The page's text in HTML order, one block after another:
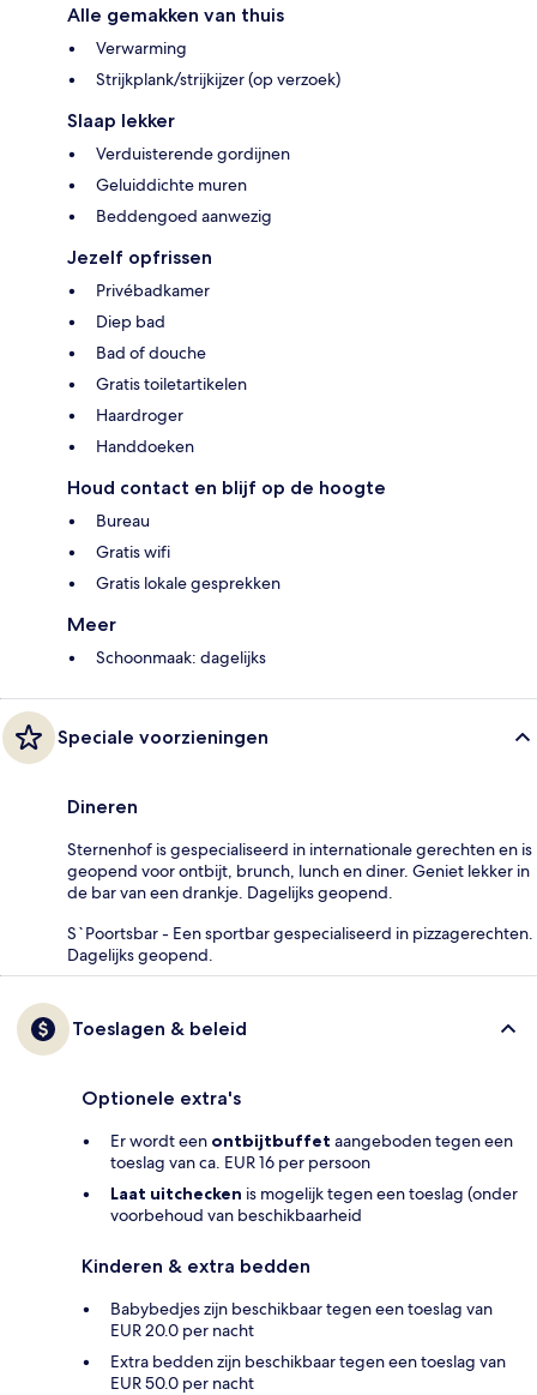
Alle gemakken van thuis
Verwarming
Strijkplank/strijkijzer (op verzoek)
Slaap lekker
Verduisterende gordijnen
Geluiddichte muren
Beddengoed aanwezig
Jezelf opfrissen
Privébadkamer
Diep bad
Bad of douche
Gratis toiletartikelen
Haardroger
Handdoeken
Houd contact en blijf op de hoogte
Bureau
Gratis wifi
Gratis lokale gesprekken
Meer
Schoonmaak: dagelijks
Speciale voorzieningen
Dineren
Sternenhof is gespecialiseerd in internationale gerechten en is
geopend voor ontbijt, brunch, lunch en diner. Geniet lekker in
de bar van een drankje. Dagelijks geopend.
S`Poortsbar - Een sportbar gespecialiseerd in pizzagerechten.
Dagelijks geopend.
Toeslagen & beleid
Optionele extra's
Er wordt een ontbijtbuffet aangeboden tegen een
toeslag van ca. EUR 16 per persoon
Laat uitchecken is mogelijk tegen een toeslag (onder
voorbehoud van beschikbaarheid
Kinderen & extra bedden
Babybedjes zijn beschikbaar tegen een toeslag van
EUR 20.0 per nacht
Extra bedden zijn beschikbaar tegen een toeslag van
EUR 50.0 per nacht